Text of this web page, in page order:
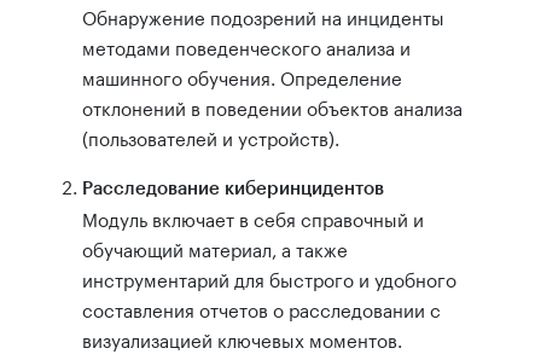
Обнаружение подозрений на инциденты
методами поведенческого анализа и
машинного обучения. Определение
отклонений в поведении объектов анализа
(пользователей и устройств).
Расследование киберинцидентов
Модуль включает в себя справочный и
обучающий материал, а также
инструментарий для быстрого и удобного
составления отчетов о расследовании с
визуализацией ключевых моментов.